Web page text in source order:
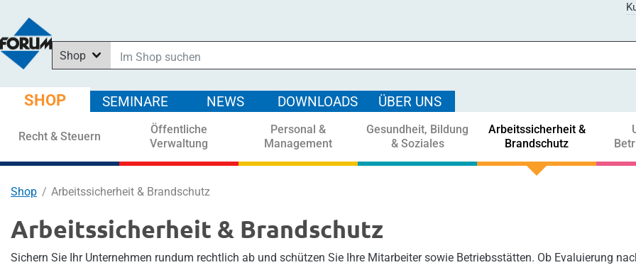
Shop
In News suchen
In Downloads suchen
In Seminaren suchen
SHOP SEMINARE NEWS DOWNLOADS ÜBER UNS
Recht & Steuern
Öffentliche
Verwaltung
Personal &
Management
Gesundheit, Bildung
& Soziales
Arbeitssicherheit &
Brandschutz
Shop Arbeitssicherheit & Brandschutz
Arbeitssicherheit & Brandschutz
Sichern Sie Ihr Unternehmen rundum rechtlich ab und schützen Sie Ihre Mitarbeiter sowie Betriebsstätten. Ob Evaluierung